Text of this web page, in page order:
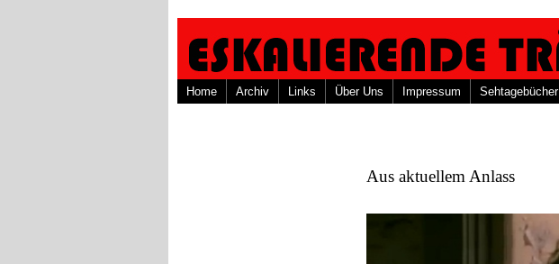
Home Archiv Links Über Uns Impressum Sehtagebücher
Aus aktuellem Anlass